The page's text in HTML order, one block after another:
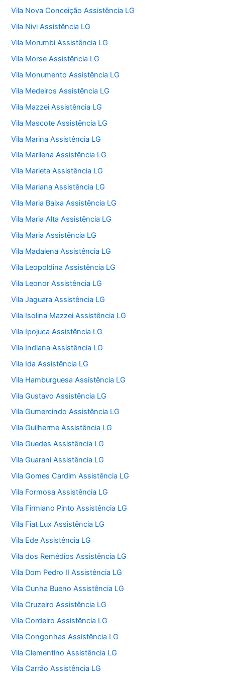
Vila Nova Conceição Assistência LG
Vila Nivi Assistência LG
Vila Morumbi Assistência LG
Vila Morse Assistência LG
Vila Monumento Assistência LG
Vila Medeiros Assistência LG
Vila Mazzei Assistência LG
Vila Mascote Assistência LG
Vila Marina Assistência LG
Vila Marilena Assistência LG
Vila Marieta Assistência LG
Vila Mariana Assistência LG
Vila Maria Baixa Assistência LG
Vila Maria Alta Assistência LG
Vila Maria Assistência LG
Vila Madalena Assistência LG
Vila Leopoldina Assistência LG
Vila Leonor Assistência LG
Vila Jaguara Assistência LG
Vila Isolina Mazzei Assistência LG
Vila Ipojuca Assistência LG
Vila Indiana Assistência LG
Vila Ida Assistência LG
Vila Hamburguesa Assistência LG
Vila Gustavo Assistência LG
Vila Gumercindo Assistência LG
Vila Guilherme Assistência LG
Vila Guedes Assistência LG
Vila Guarani Assistência LG
Vila Gomes Cardim Assistência LG
Vila Formosa Assistência LG
Vila Firmiano Pinto Assistência LG
Vila Fiat Lux Assistência LG
Vila Ede Assistência LG
Vila dos Remédios Assistência LG
Vila Dom Pedro II Assistência LG
Vila Cunha Bueno Assistência LG
Vila Cruzeiro Assistência LG
Vila Cordeiro Assistência LG
Vila Congonhas Assistência LG
Vila Clementino Assistência LG
Vila Carrão Assistência LG